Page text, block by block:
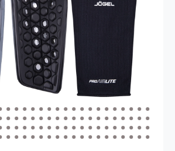
сумма всех заказов за 6 месяцев
200.000 рублей.
всех заказов за 6 месяцев -
400.000 рублей.